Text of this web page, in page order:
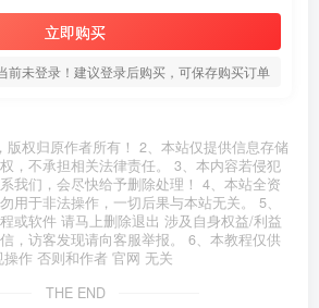
立即购买
前未登录！建议登录后购买，可保存购买订单
版权归原作者所有！ 2、本站仅提供信息存储
，不承担相关法律责任。 3、本内容若侵犯
我们，会尽快给予删除处理！ 4、本站全资
用于非法操作，一切后果与本站无关。 5、
或软件 请马上删除退出 涉及自身权益/利益
，访客发现请向客服举报。 6、本教程仅供
作 否则和作者 官网 无关
THE END